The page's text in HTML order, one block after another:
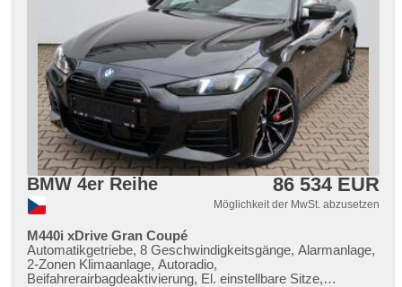
BMW 4er Reihe 86 534 EUR
Möglichkeit der MwSt. abzusetzen
M440i xDrive Gran Coupé
Automatikgetriebe, 8 Geschwindigkeitsgänge, Alarmanlage,
2-Zonen Klimaanlage, Autoradio,
Beifahrerairbagdeaktivierung, El. einstellbare Sitze,